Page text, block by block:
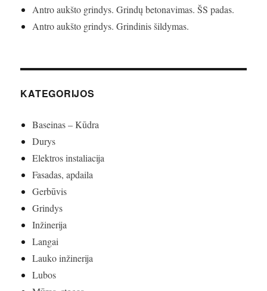
Antro aukšto grindys. Grindų betonavimas. ŠS padas.
Antro aukšto grindys. Grindinis šildymas.
KATEGORIJOS
Baseinas – Kūdra
Durys
Elektros instaliacija
Fasadas, apdaila
Gerbūvis
Grindys
Inžinerija
Langai
Lauko inžinerija
Lubos